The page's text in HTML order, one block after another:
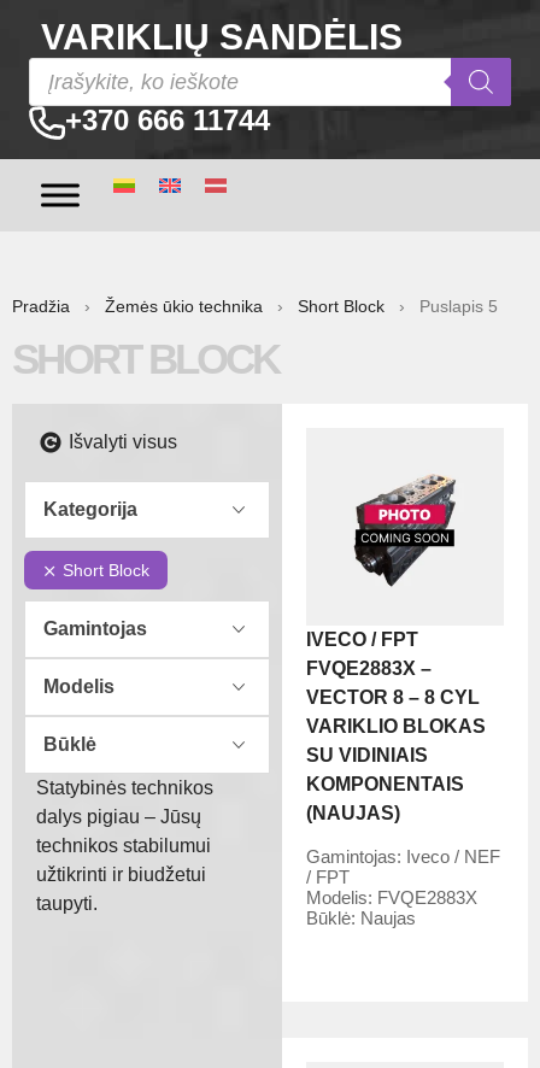
VARIKLIŲ SANDĖLIS
+370 666 11744
Pradžia › Žemės ūkio technika › Short Block › Puslapis 5
SHORT BLOCK
Išvalyti visus
Kategorija
Short Block
Gamintojas
Modelis
Būklė
Statybinės technikos
dalys pigiau – Jūsų
technikos stabilumui
užtikrinti ir biudžetui
taupyti.
IVECO / FPT
FVQE2883X –
VECTOR 8 – 8 CYL
VARIKLIO BLOKAS
SU VIDINIAIS
KOMPONENTAIS
(NAUJAS)
Gamintojas: Iveco / NEF
/ FPT
Modelis: FVQE2883X
Būklė: Naujas